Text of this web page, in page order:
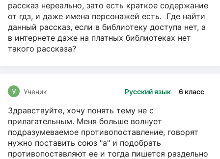
рассказ нереально, зато есть краткое содержание
от гдз, и даже имена персонажей есть. Где найти
данный рассказ, если в библиотеку доступа нет, а
в интернете даже на платных библиотеках нет
такого рассказа?
Русский язык 6 класс
У Ученик
Здравствуйте, хочу понять тему не с
прилагательным. Меня больше волнует
подразумеваемое противопоставление, говорят
нужно поставить союз "а" и подобрать
противопоставляют ее и тогда пишется раздельно